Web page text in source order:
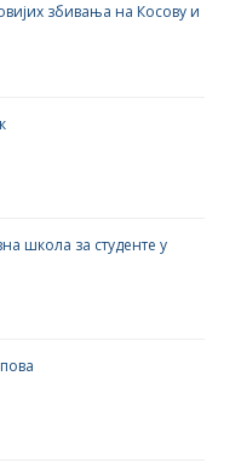
збивања на Косову и
школа за студенте у